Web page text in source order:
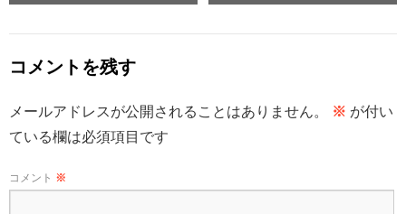
コメントを残す
メールアドレスが公開されることはありません。 ※ が付い
ている欄は必須項目です
コメント ※